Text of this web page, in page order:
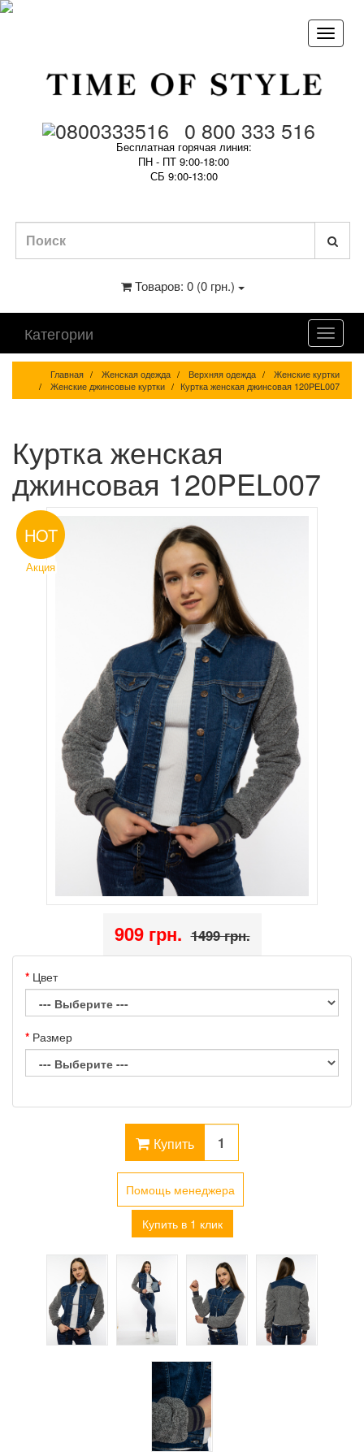
0 800 333 516
Бесплатная горячая линия:
ПН - ПТ 9:00-18:00
СБ 9:00-13:00
Товаров: 0 (0 грн.)
Категории
Главная Женская одежда Верхняя одежда
Женские куртки
Женские джинсовые куртки
Куртка женская джинсовая 120PEL007
Куртка женская
джинсовая 120PEL007
HOT
Акция
909 грн. 1499 грн.
Цвет
Размер
Купить
Помощь менеджера
Купить в 1 клик